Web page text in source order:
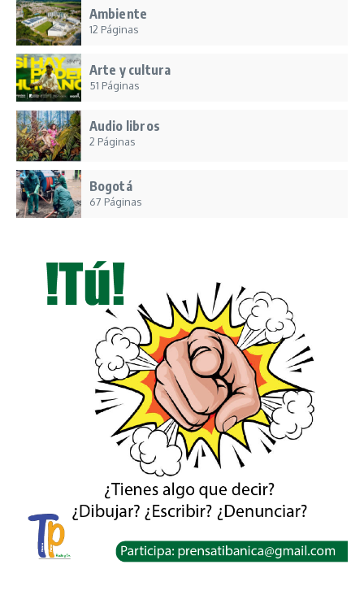
Ambiente
12 Páginas
Arte y cultura
51 Páginas
Audio libros
2 Páginas
Bogotá
67 Páginas